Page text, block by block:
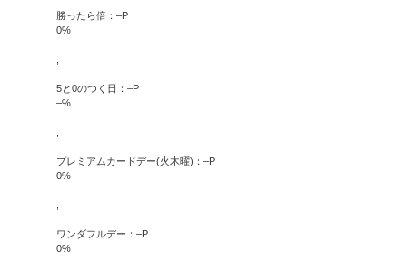
勝ったら倍： –P
0%
,
5と0のつく日： –P
–%
,
プレミアムカードデー(火木曜)： –P
0%
,
ワンダフルデー： –P
0%